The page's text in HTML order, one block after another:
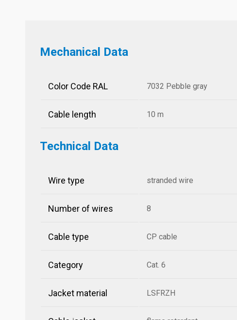
Mechanical Data
Color Code RAL 7032 Pebble gray
Cable length 10 m
Technical Data
Wire type stranded wire
Number of wires 8
Cable type CP cable
Category Cat. 6
Jacket material LSFRZH